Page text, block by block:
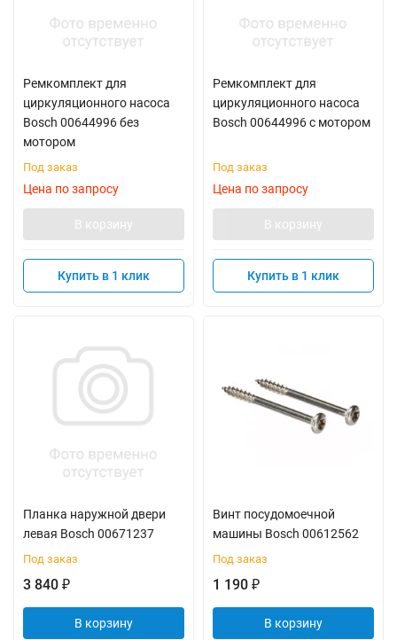
Ремкомплект для
циркуляционного насоса
Bosch 00644996 без
мотором
Под заказ
Цена по запросу
В корзину
Купить в 1 клик
Ремкомплект для
циркуляционного насоса
Bosch 00644996 c мотором
Под заказ
Цена по запросу
В корзину
Купить в 1 клик
Планка наружной двери
левая Bosch 00671237
Под заказ
3 840 ₽
В корзину
Винт посудомоечной
машины Bosch 00612562
Под заказ
1 190 ₽
В корзину